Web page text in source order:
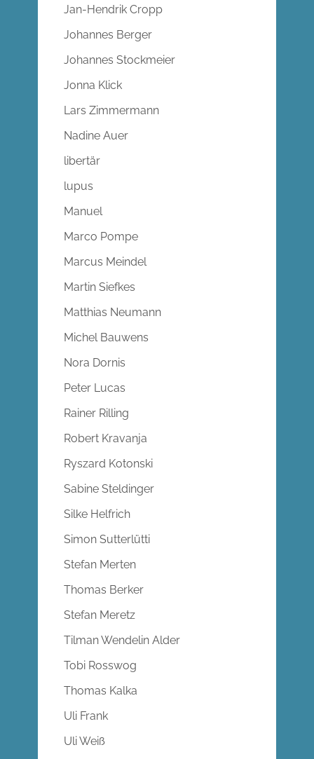
Jan-Hendrik Cropp
Johannes Berger
Johannes Stockmeier
Jonna Klick
Lars Zimmermann
Nadine Auer
libertär
lupus
Manuel
Marco Pompe
Marcus Meindel
Martin Siefkes
Matthias Neumann
Michel Bauwens
Nora Dornis
Peter Lucas
Rainer Rilling
Robert Kravanja
Ryszard Kotonski
Sabine Steldinger
Silke Helfrich
Simon Sutterlütti
Stefan Merten
Thomas Berker
Stefan Meretz
Tilman Wendelin Alder
Tobi Rosswog
Thomas Kalka
Uli Frank
Uli Weiß